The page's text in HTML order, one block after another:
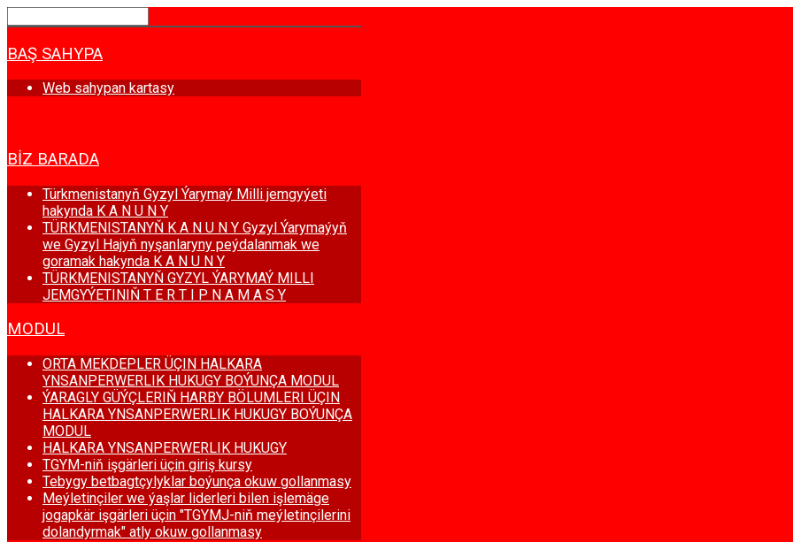
BAŞ SAHYPA
Web sahypan kartasy
BIZ BARADA
Türkmenistanyň Gyzyl Ýarymaý Milli jemgyýeti
hakynda K A N U N Y
TÜRKMENISTANYŇ K A N U N Y Gyzyl Ýarymaýyň
we Gyzyl Hajyň nyşanlaryny peýdalanmak we
goramak hakynda K A N U N Y
TÜRKMENISTANYŇ GYZYL ÝARYMAÝ MILLI
JEMGYÝETINIŇ T E R T I P N A M A S Y
MODUL
ORTA MEKDEPLER ÜÇIN HALKARA
YNSANPERWERLIK HUKUGY BOÝUNÇA MODUL
ÝARAGLY GÜÝÇLERIŇ HARBY BÖLUMLERI ÜÇIN
HALKARA YNSANPERWERLIK HUKUGY BOÝUNÇA
MODUL
HALKARA YNSANPERWERLIK HUKUGY
TGYM-niň işgärleri üçin giriş kursy
Tebygy betbagtçylyklar boýunça okuw gollanmasy
Meýletinçiler we ýaşlar liderleri bilen işlemäge
jogapkär işgärleri üçin "TGYMJ-niň meýletinçilerini
dolandyrmak" atly okuw gollanmasy